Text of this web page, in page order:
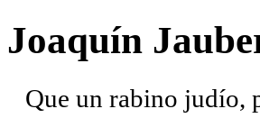
Joaquín
Que un rabino judío,